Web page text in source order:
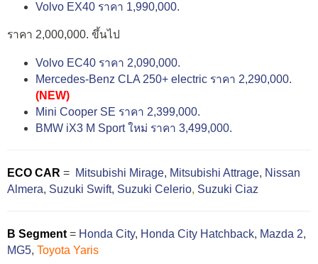
Volvo EX40 ราคา 1,990,000.
ราคา 2,000,000. ขึ้นไป
Volvo EC40 ราคา 2,090,000.
Mercedes-Benz CLA 250+ electric ราคา 2,290,000.
(NEW)
Mini Cooper SE ราคา 2,399,000.
BMW iX3 M Sport ใหม่ ราคา 3,499,000.
ECO CAR = Mitsubishi Mirage, Mitsubishi Attrage, Nissan
Almera, Suzuki Swift, Suzuki Celerio, Suzuki Ciaz
B Segment = Honda City, Honda City Hatchback, Mazda 2,
MG5, Toyota Yaris